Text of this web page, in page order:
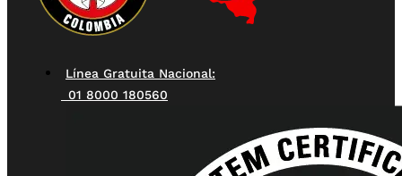
Línea Gratuita Nacional:
01 8000 180560